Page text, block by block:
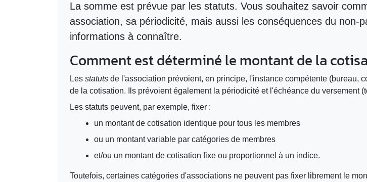
La somme est prévue par les statuts. Vous souhaitez savoir
association, sa périodicité, mais aussi les conséquences du
informations à connaître.
Comment est déterminé le montant de la
Les statuts de l'association prévoient, en principe, l'instance compétente (bureau,
de la cotisation. Ils prévoient également la périodicité et l'échéance du versement
Les statuts peuvent, par exemple, fixer :
un montant de cotisation identique pour tous les membres
ou un montant variable par catégories de membres
et/ou un montant de cotisation fixe ou proportionnel à un indice.
Toutefois, certaines catégories d'associations ne peuvent pas fixer librement le